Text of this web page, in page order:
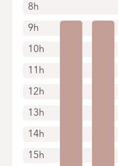
8h
9h
10h
11h
12h
13h
14h
15h